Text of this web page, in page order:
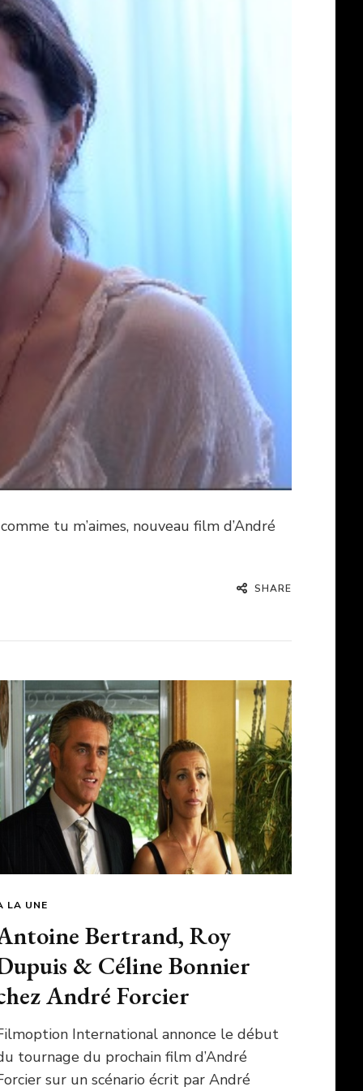
tu m’aimes, nouveau film d’André
SHARE
LA UNE
Bertrand, Roy
& Céline Bonnier
André Forcier
International annonce le début
tournage du prochain film d’André
sur un scénario écrit par André